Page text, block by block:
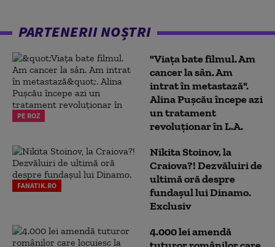
PARTENERII NOȘTRI
PE ROZ
"Viața bate filmul. Am
cancer la sân. Am
intrat în metastază".
Alina Pușcău începe azi
un tratament
revoluționar în L.A.
FANATIK.RO
Nikita Stoinov, la
Craiova?! Dezvăluiri de
ultimă oră despre
fundașul lui Dinamo.
Exclusiv
4.000 lei amendă